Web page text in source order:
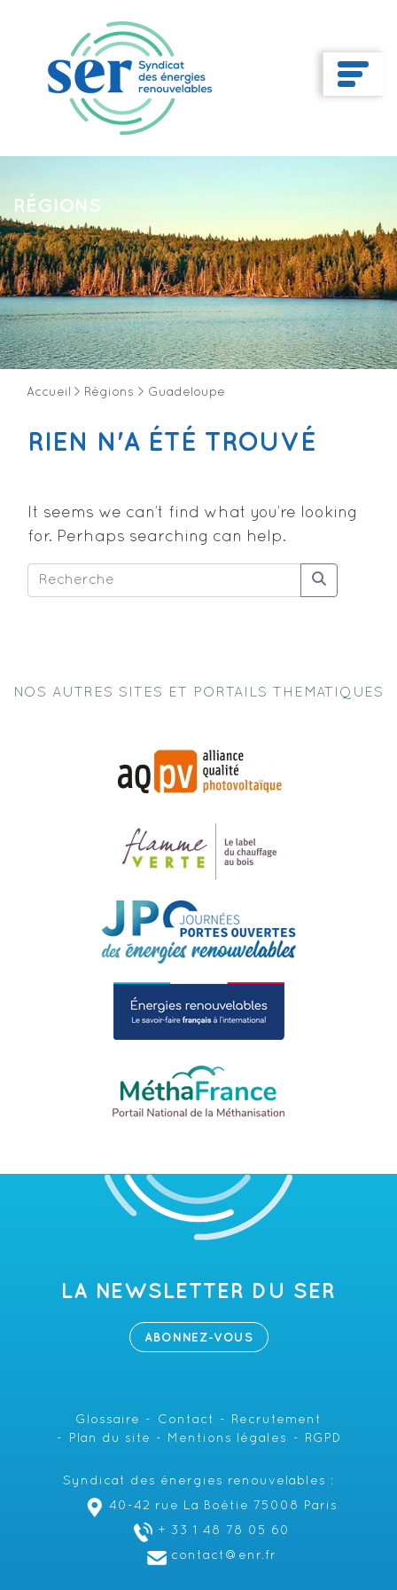
RÉGIONS
Accueil > Régions > Guadeloupe
RIEN N'A ÉTÉ TROUVÉ
It seems we can’t find what you’re looking
for. Perhaps searching can help.
NOS AUTRES SITES ET PORTAILS THEMATIQUES
LA NEWSLETTER DU SER
ABONNEZ-VOUS
Glossaire Contact
Recrutement
Plan du site
Mentions légales RGPD
Syndicat des énergies renouvelables :
40-42 rue La Boétie 75008 Paris
+ 33 1 48 78 05 60
contact@enr.fr